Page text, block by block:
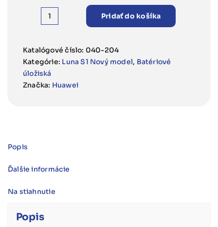
množstvo
stenu
Pridať do košíka
Katalógové číslo: 040-204
Kategórie: Luna S1 Nový model, Batériové
úložiská
Značka: Huawei
Popis
Ďalšie informácie
Na stiahnutie
Popis